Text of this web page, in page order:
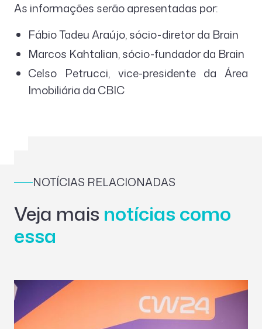
As informações serão apresentadas por:
Fábio Tadeu Araújo, sócio-diretor da Brain
Marcos Kahtalian, sócio-fundador da Brain
Celso Petrucci, vice-presidente da Área
Imobiliária da CBIC
NOTÍCIAS RELACIONADAS
Veja mais notícias como
essa